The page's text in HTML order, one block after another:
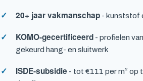
20+ jaar vakmanschap - kunststof
KOMO-gecertificeerd - profielen
gekeurd hang- en sluitwerk
ISDE-subsidie - tot €111 per m² op